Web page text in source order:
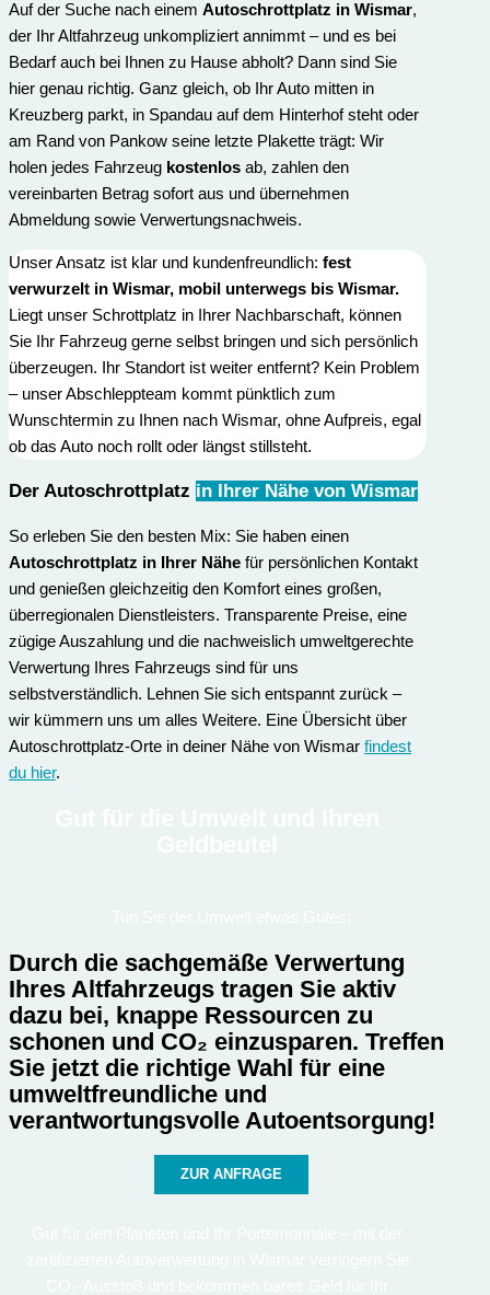
Auf der Suche nach einem Autoschrottplatz in Wismar,
der Ihr Altfahrzeug unkompliziert annimmt – und es bei
Bedarf auch bei Ihnen zu Hause abholt? Dann sind Sie
hier genau richtig. Ganz gleich, ob Ihr Auto mitten in
Kreuzberg parkt, in Spandau auf dem Hinterhof steht oder
am Rand von Pankow seine letzte Plakette trägt: Wir
holen jedes Fahrzeug kostenlos ab, zahlen den
vereinbarten Betrag sofort aus und übernehmen
Abmeldung sowie Verwertungs­nachweis.
Unser Ansatz ist klar und kundenfreundlich: fest
verwurzelt in Wismar, mobil unterwegs bis Wismar.
Liegt unser Schrottplatz in Ihrer Nachbarschaft, können
Sie Ihr Fahrzeug gerne selbst bringen und sich persönlich
überzeugen. Ihr Standort ist weiter entfernt? Kein Problem
– unser Abschleppteam kommt pünktlich zum
Wunschtermin zu Ihnen nach Wismar, ohne Aufpreis, egal
ob das Auto noch rollt oder längst stillsteht.
Der Autoschrottplatz in Ihrer Nähe von Wismar
So erleben Sie den besten Mix: Sie haben einen
Autoschrottplatz in Ihrer Nähe für persönlichen Kontakt
und genießen gleichzeitig den Komfort eines großen,
überregionalen Dienstleisters. Transparente Preise, eine
zügige Auszahlung und die nachweislich umweltgerechte
Verwertung Ihres Fahrzeugs sind für uns
selbstverständlich. Lehnen Sie sich entspannt zurück –
wir kümmern uns um alles Weitere. Eine Übersicht über
Autoschrottplatz-Orte in deiner Nähe von Wismar findest
du hier.
Durch die sachgemäße Verwertung
Ihres Altfahrzeugs tragen Sie aktiv
dazu bei, knappe Ressourcen zu
schonen und CO₂ einzusparen. Treffen
Sie jetzt die richtige Wahl für eine
umweltfreundliche und
verantwortungsvolle Autoentsorgung!
ZUR ANFRAGE